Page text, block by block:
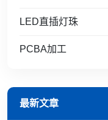
LED直插灯珠
PCBA加工
最新文章